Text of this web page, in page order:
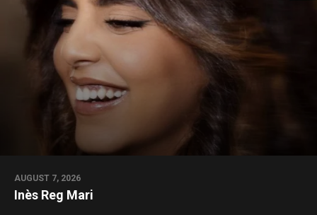
AUGUST 7, 2026
Inès Reg Mari